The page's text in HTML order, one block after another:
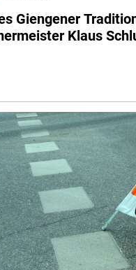
Giengener
Klaus